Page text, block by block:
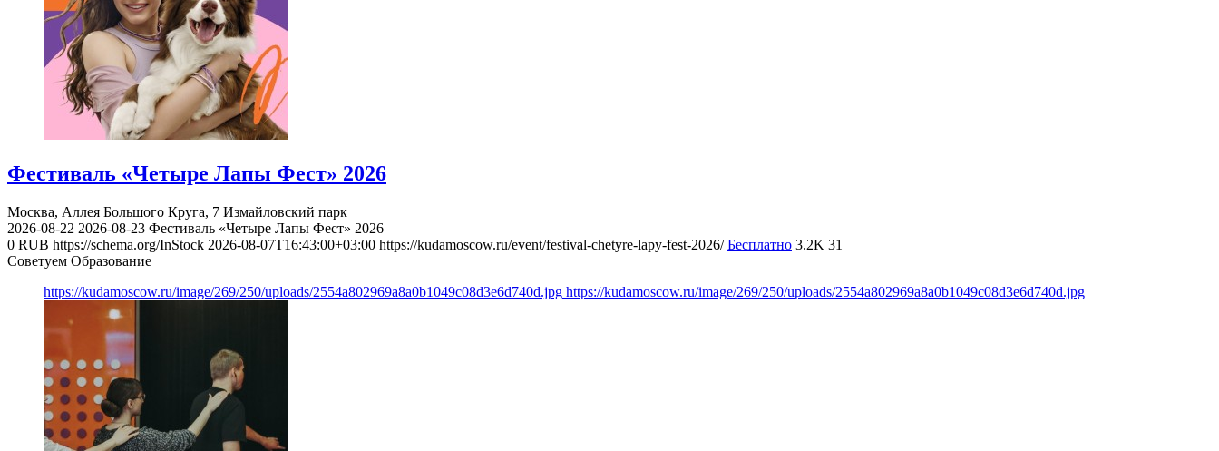
Фестиваль «Четыре Лапы Фест» 2026
Москва, Аллея Большого Круга, 7 Измайловский парк
2026-08-22 2026-08-23 Фестиваль «Четыре Лапы Фест» 2026
0 RUB https://schema.org/InStock 2026-08-07T16:43:00+03:00 https://kudamoscow.ru/event/festival-chetyre-lapy-fest-2026/ Бесплатно 3.2K 31
Советуем Образование
https://kudamoscow.ru/image/269/250/uploads/2554a802969a8a0b1049c08d3e6d740d.jpg https://kudamoscow.ru/image/269/250/uploads/2554a802969a8a0b1049c08d3e6d740d.jpg